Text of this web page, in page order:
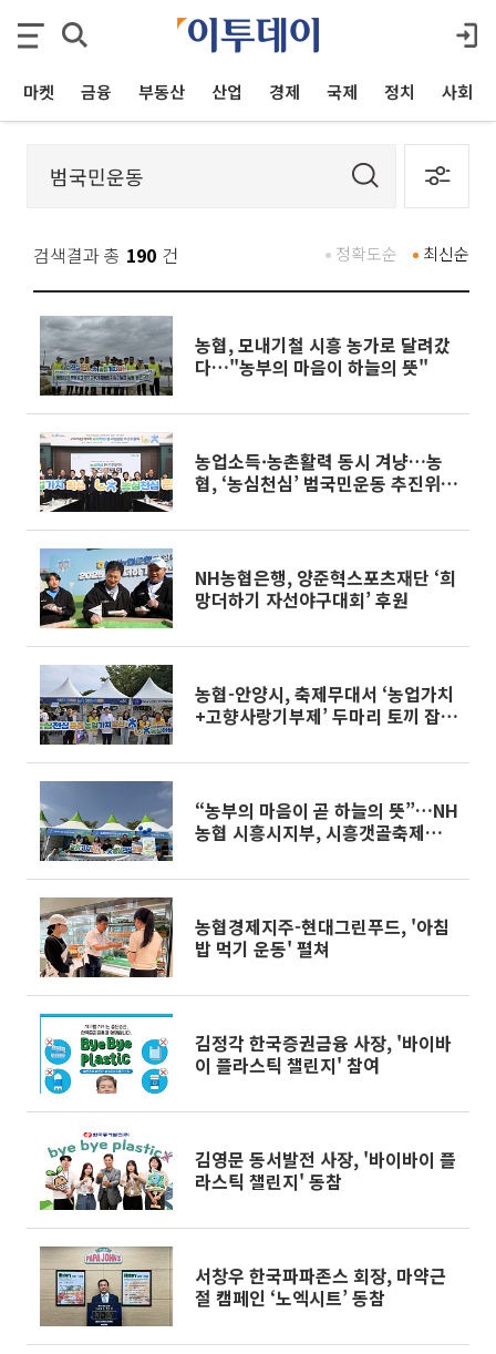
마켓 금융 부동산 산업 경제 국제 정치 사회
검색결과 총 190 건 최신순
정확도순
농협, 모내기철 시흥 농가로 달려갔
다…"농부의 마음이 하늘의 뜻"
농업소득·농촌활력 동시 겨냥…농
협, ‘농심천심’ 범국민운동 추진위원
NH농협은행, 양준혁스포츠재단 ‘희
망더하기 자선야구대회’ 후원
농협-안양시, 축제무대서 ‘농업가치
+고향사랑기부제’ 두마리 토끼 잡았
“농부의 마음이 곧 하늘의 뜻”…NH
농협 시흥시지부, 시흥갯골축제서
농협경제지주-현대그린푸드, '아침
밥 먹기 운동' 펼쳐
김정각 한국증권금융 사장, '바이바
이 플라스틱 챌린지' 참여
김영문 동서발전 사장, '바이바이 플
라스틱 챌린지' 동참
서창우 한국파파존스 회장, 마약근
절 캠페인 ‘노엑시트’ 동참